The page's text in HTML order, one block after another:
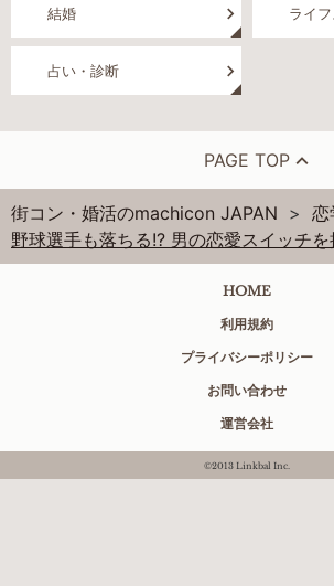
結婚 ライ
占い・診断
PAGE TOP
街コン・婚活のmachicon JAPAN 恋
野球選手も落ちる!? 男の恋愛スイッチを
HOME
利用規約
プライバシーポリシー
お問い合わせ
運営会社
©2013 Linkbal Inc.